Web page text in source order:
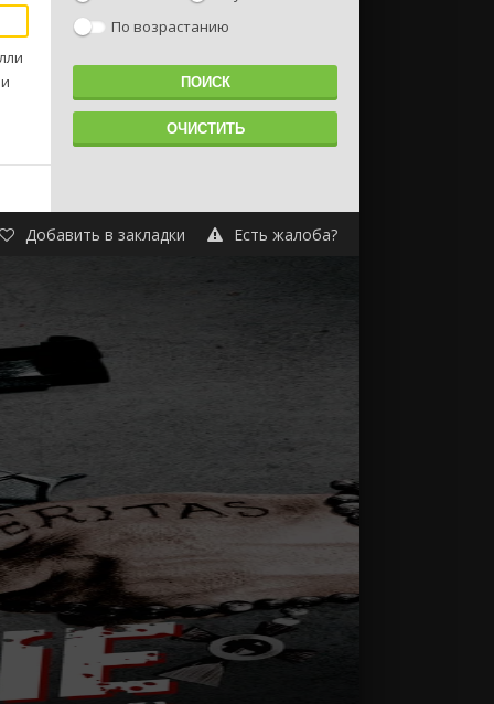
По возрастанию
Добавить в закладки Есть жалоба?